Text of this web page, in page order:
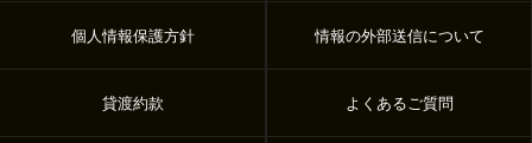
個人情報保護方針 情報の外部送信について
貸渡約款 よくあるご質問